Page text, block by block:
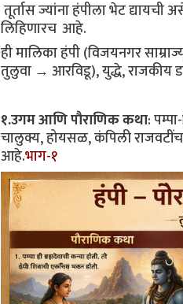
लिहिणारच  आहे.
ही मालिका हंपी (विजयनगर
तुलुवा → आरविडू), युद्धे,
१.उगम आणि पौराणिक कथा:
चालुक्य, होयसळ, कंपिली
आहे.भाग-१